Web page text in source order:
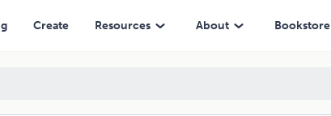
Create Resources About Bookstore